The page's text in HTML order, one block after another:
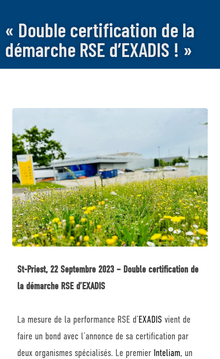
« Double certification de la
démarche RSE d’EXADIS ! »
St-Priest, 22 Septembre 2023 – Double certification de
la démarche RSE d’EXADIS
La mesure de la performance RSE d’EXADIS vient de
faire un bond avec l’annonce de sa certification par
deux organismes spécialisés. Le premier Inteliam, un